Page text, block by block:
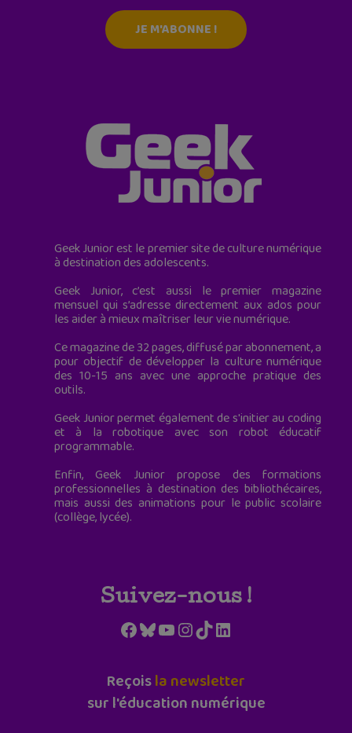
JE M'ABONNE !
Geek Junior est le premier site de culture numérique
à destination des adolescents.
Geek Junior, c’est aussi le premier magazine
mensuel qui s’adresse directement aux ados pour
les aider à mieux maîtriser leur vie numérique.
Ce magazine de 32 pages, diffusé par abonnement, a
pour objectif de développer la culture numérique
des 10-15 ans avec une approche pratique des
outils.
Geek Junior permet également de s'initier au coding
et à la robotique avec son robot éducatif
programmable.
Enfin, Geek Junior propose des formations
professionnelles à destination des bibliothécaires,
mais aussi des animations pour le public scolaire
(collège, lycée).
Suivez-nous !
Facebook
Bluesky
YouTube
Instagram
TikTokLinkedIn
Reçoisla newsletter
sur l'éducation numérique